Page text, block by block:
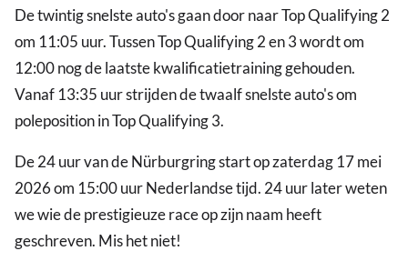
De twintig snelste auto's gaan door naar Top Qualifying 2
om 11:05 uur. Tussen Top Qualifying 2 en 3 wordt om
12:00 nog de laatste kwalificatietraining gehouden.
Vanaf 13:35 uur strijden de twaalf snelste auto's om
poleposition in Top Qualifying 3.
De 24 uur van de Nürburgring start op zaterdag 17 mei
2026 om 15:00 uur Nederlandse tijd. 24 uur later weten
we wie de prestigieuze race op zijn naam heeft
geschreven. Mis het niet!